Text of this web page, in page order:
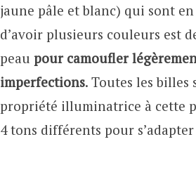
jaune pâle et blanc) qui sont
d’avoir plusieurs couleurs est
peau pour camoufler
imperfections. Toutes les
propriété illuminatrice à cette
4 tons différents pour